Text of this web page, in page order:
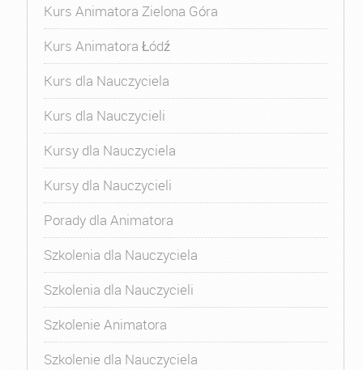
Kurs Animatora Zielona Góra
Kurs Animatora Łódź
Kurs dla Nauczyciela
Kurs dla Nauczycieli
Kursy dla Nauczyciela
Kursy dla Nauczycieli
Porady dla Animatora
Szkolenia dla Nauczyciela
Szkolenia dla Nauczycieli
Szkolenie Animatora
Szkolenie dla Nauczyciela